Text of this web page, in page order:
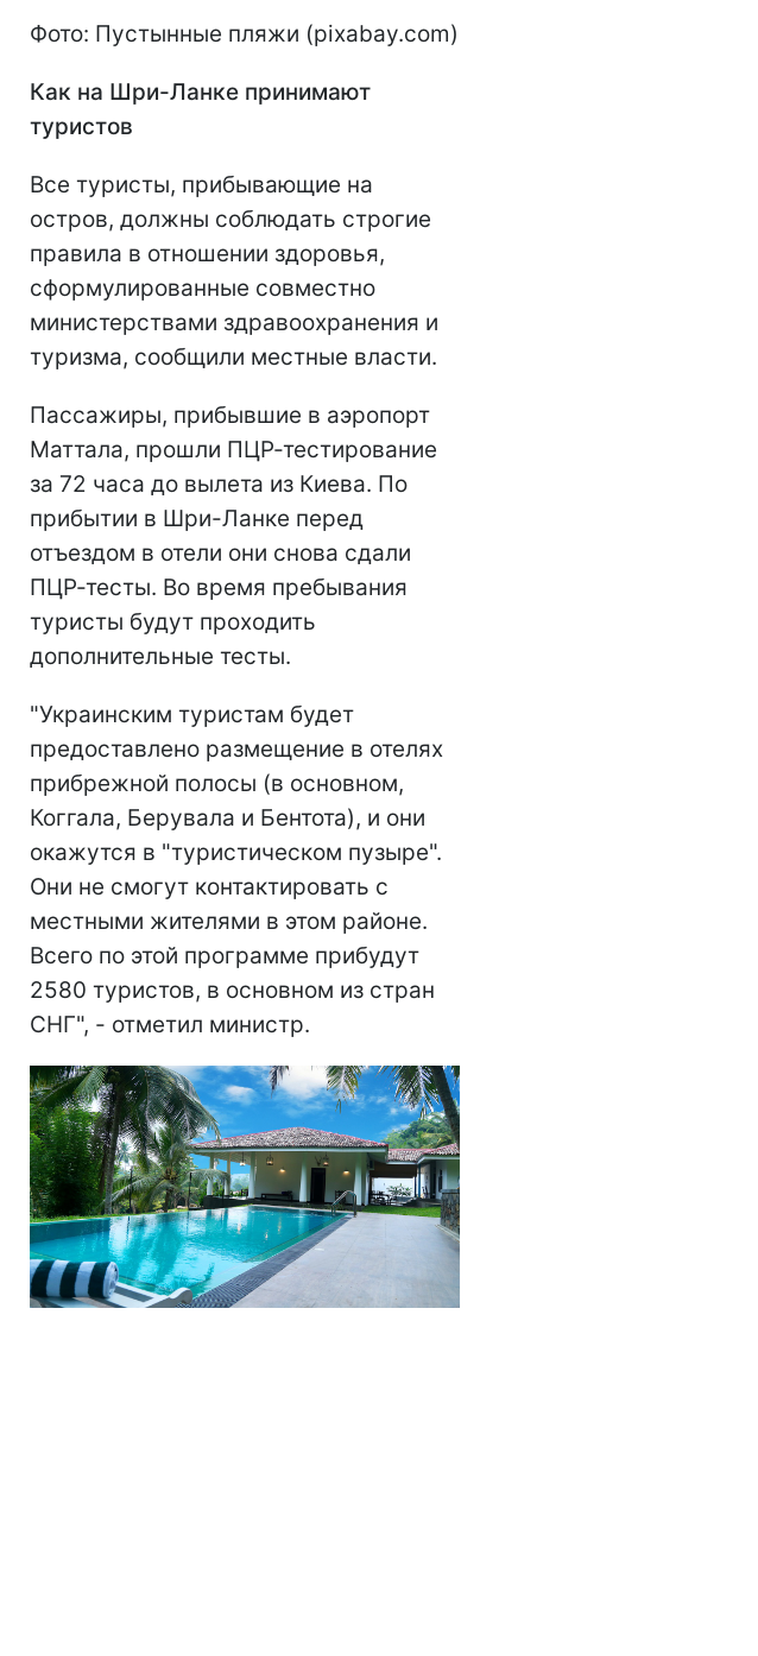
Фото: Пустынные пляжи (pixabay.com)
Как на Шри-Ланке принимают
туристов
Все туристы, прибывающие на
остров, должны соблюдать строгие
правила в отношении здоровья,
сформулированные совместно
министерствами здравоохранения и
туризма, сообщили местные власти.
Пассажиры, прибывшие в аэропорт
Маттала, прошли ПЦР-тестирование
за 72 часа до вылета из Киева. По
прибытии в Шри-Ланке перед
отъездом в отели они снова сдали
ПЦР-тесты. Во время пребывания
туристы будут проходить
дополнительные тесты.
"Украинским туристам будет
предоставлено размещение в отелях
прибрежной полосы (в основном,
Коггала, Берувала и Бентота), и они
окажутся в "туристическом пузыре".
Они не смогут контактировать с
местными жителями в этом районе.
Всего по этой программе прибудут
2580 туристов, в основном из стран
СНГ", - отметил министр.